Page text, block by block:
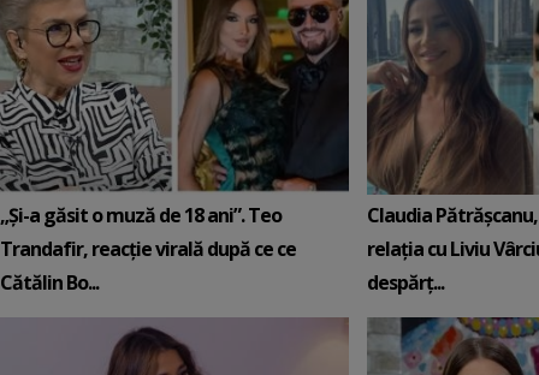
„Și-a găsit o muză de 18 ani”. Teo
Trandafir, reacție virală după ce ce
Cătălin Bo...
Claudia
relația cu Liviu
despărț...